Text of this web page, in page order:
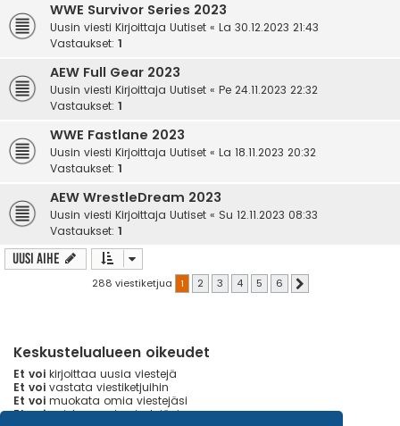
WWE Survivor Series 2023
Uusin viesti Kirjoittaja Uutiset « La 30.12.2023 21:43
Vastaukset: 1
AEW Full Gear 2023
Uusin viesti Kirjoittaja Uutiset « Pe 24.11.2023 22:32
Vastaukset: 1
WWE Fastlane 2023
Uusin viesti Kirjoittaja Uutiset « La 18.11.2023 20:32
Vastaukset: 1
AEW WrestleDream 2023
Uusin viesti Kirjoittaja Uutiset « Su 12.11.2023 08:33
Vastaukset: 1
Uusi Aihe
288 viestiketjua 1 2 3 4 5 6
Keskustelualueen oikeudet
Et voi kirjoittaa uusia viestejä
Et voi vastata viestiketjuihin
Et voi muokata omia viestejäsi
Et voipoistaa omia viestejäsi